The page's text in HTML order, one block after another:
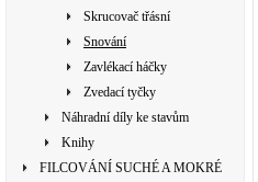
Skrucovač třásní
Snování
Zavlékací háčky
Zvedací tyčky
Náhradní díly ke stavům
Knihy
FILCOVÁNÍ SUCHÉ A MOKRÉ